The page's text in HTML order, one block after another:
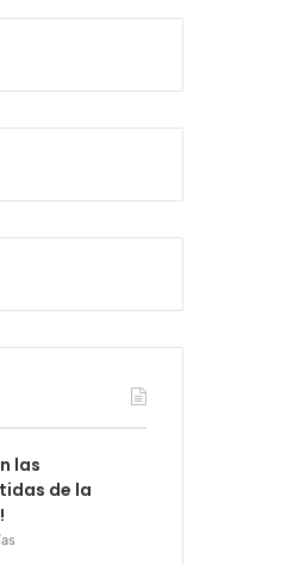
por
las
de la